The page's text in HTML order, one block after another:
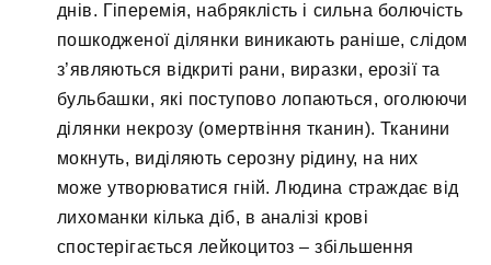
днів. Гіперемія, набряклість і сильна болючість
пошкодженої ділянки виникають раніше, слідом
з’являються відкриті рани, виразки, ерозії та
бульбашки, які поступово лопаються, оголюючи
ділянки некрозу (омертвіння тканин). Тканини
мокнуть, виділяють серозну рідину, на них
може утворюватися гній. Людина страждає від
лихоманки кілька діб, в аналізі крові
спостерігається лейкоцитоз – збільшення